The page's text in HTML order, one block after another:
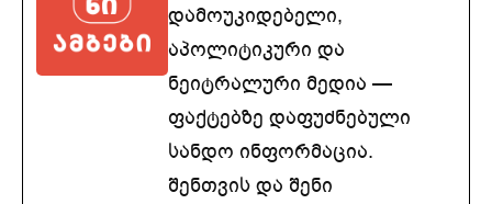
დამოუკიდებელი,
აპოლიტიკური და
ნეიტრალური მედია —
ფაქტებზე დაფუძნებული
სანდო ინფორმაცია.
შენთვის და შენი